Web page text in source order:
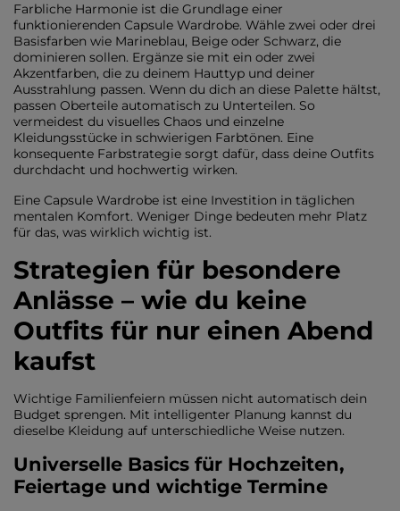
Farbliche Harmonie ist die Grundlage einer
funktionierenden Capsule Wardrobe. Wähle zwei oder drei
Basisfarben wie Marineblau, Beige oder Schwarz, die
dominieren sollen. Ergänze sie mit ein oder zwei
Akzentfarben, die zu deinem Hauttyp und deiner
Ausstrahlung passen. Wenn du dich an diese Palette hältst,
passen Oberteile automatisch zu Unterteilen. So
vermeidest du visuelles Chaos und einzelne
Kleidungsstücke in schwierigen Farbtönen. Eine
konsequente Farbstrategie sorgt dafür, dass deine Outfits
durchdacht und hochwertig wirken.
Eine Capsule Wardrobe ist eine Investition in täglichen
mentalen Komfort. Weniger Dinge bedeuten mehr Platz
für das, was wirklich wichtig ist.
Strategien für besondere
Anlässe – wie du keine
Outfits für nur einen Abend
kaufst
Wichtige Familienfeiern müssen nicht automatisch dein
Budget sprengen. Mit intelligenter Planung kannst du
dieselbe Kleidung auf unterschiedliche Weise nutzen.
Universelle Basics für Hochzeiten,
Feiertage und wichtige Termine